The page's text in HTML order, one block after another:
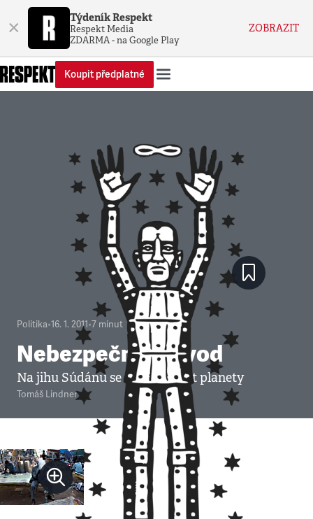
× Týdeník Respekt
Respekt Media
ZDARMA - na Google Play
ZOBRAZIT
Koupit předplatné
Politika•16. 1. 2011•7 minut
Nebezpečný rozvod
Na jihu Súdánu se rodí 193. stát planety
Tomáš Lindner